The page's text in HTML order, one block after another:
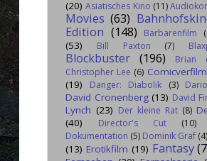
(20) Asiatisches Kino (11)
Movies (63)
Edition (148) Barbarenfilm
(53)
Bill Paxton (7)
Blockbuster (196) Brian
Christopher Lee (6)
(19)
Danger: Diabolik (3)
David Cronenberg (13) David
Lynch (23) Der kleine Rat (8)
(40)
Director's Cut (10)
Dokumentation (5) Dominik Graf (4)
(13) Erotikfilm (19) Fantasy